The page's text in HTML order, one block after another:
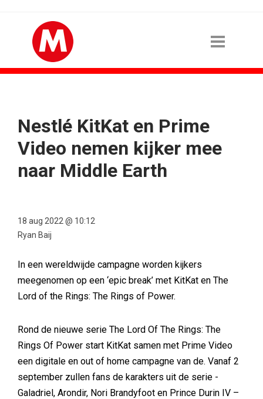
Nestlé KitKat en Prime
Video nemen kijker mee
naar Middle Earth
18 aug 2022 @ 10:12
Ryan Baij
In een wereldwijde campagne worden kijkers
meegenomen op een ‘epic break’ met KitKat en The
Lord of the Rings: The Rings of Power.
Rond de nieuwe serie The Lord Of The Rings: The
Rings Of Power start KitKat samen met Prime Video
een digitale en out of home campagne van de. Vanaf 2
september zullen fans de karakters uit de serie -
Galadriel, Arondir, Nori Brandyfoot en Prince Durin IV –